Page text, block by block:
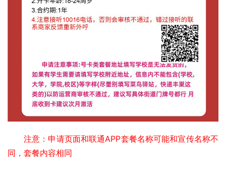
注意：申请页面和联通APP套餐名称可能和宣传名称不
同，套餐内容相同